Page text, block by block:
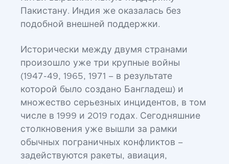
Пакистану. Индия же оказалась без
подобной внешней поддержки.
Исторически между двумя странами
произошло уже три крупные войны
(1947-49, 1965, 1971 – в результате
которой было создано Бангладеш) и
множество серьезных инцидентов, в том
числе в 1999 и 2019 годах. Сегодняшние
столкновения уже вышли за рамки
обычных пограничных конфликтов –
задействуются ракеты, авиация,